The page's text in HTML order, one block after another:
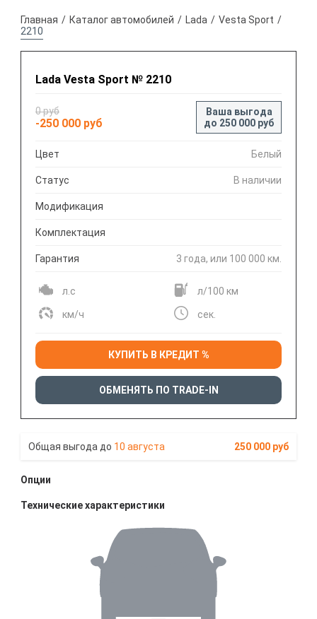
Главная Каталог автомобилей Lada
Vesta Sport
2210
Lada Vesta Sport № 2210
0 руб
-250 000 руб
Ваша выгода
до 250 000 руб
Цвет Белый
Статус В наличии
Модификация
Комплектация
Гарантия 3 года, или 100 000 км.
л.с л/100 км
км/ч сек.
КУПИТЬ В КРЕДИТ %
ОБМЕНЯТЬ ПО TRADE-IN
10 августа 250 000 руб
Опции
Технические характеристики